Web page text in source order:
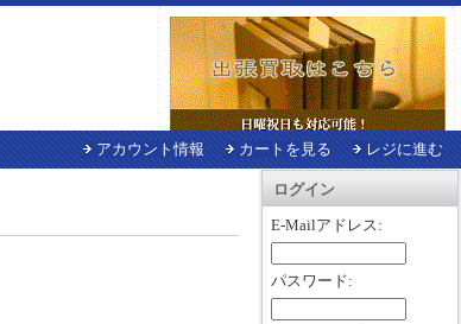
アカウント情報 カートを見る レジに進む
ログイン
E-Mailアドレス:
パスワード: